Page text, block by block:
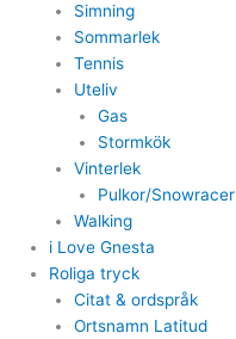
Simning
Sommarlek
Tennis
Uteliv
Gas
Stormkök
Vinterlek
Pulkor/Snowracer
Walking
i Love Gnesta
Roliga tryck
Citat & ordspråk
Ortsnamn Latitud